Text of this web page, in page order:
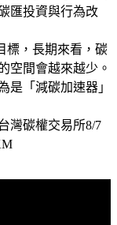
匯投資與行為改
標，長期來看，碳
空間會越來越少。
是「減碳加速器」
灣碳權交易所8/7